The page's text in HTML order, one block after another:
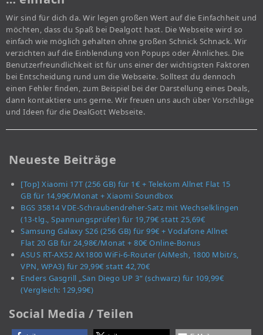
Wir sind für dich da. Wir legen großen Wert auf die Einfachheit und
möchten, dass du Spaß bei Dealgott hast. Die Webseite wird so
einfach wie möglich gehalten ohne großen Schnick Schnack. Wir
verzichten auf die Einblendung von Popups oder Ähnliches. Die
Benutzerfreundlichkeit ist für uns einer der wichtigsten Faktoren
bei Entscheidung rund um die Webseite. Solltest du dennoch
einen Fehler finden, zum Beispiel bei der Darstellung eines Deals,
dann kontaktiere uns gerne. Wir freuen uns auch über Vorschläge
und Ideen für die DealGott Webseite.
Neueste Beiträge
[Top] Xiaomi 17T (256 GB) für 1€ + Telekom Allnet Flat 15
GB für 14,99€/Monat + Xiaomi Soundbox
BGS 35814 VDE-Schraubendreher-Satz mit Wechselklingen
(13-tlg., Spannungsprüfer) für 19,79€ statt 25,69€
Samsung Galaxy S26 (256 GB) für 99€ + Vodafone Allnet
Flat 20 GB für 24,98€/Monat + 80€ Online-Bonus
ASUS RT-AX52 AX1800 WiFi-6-Router (AiMesh, 1800 Mbit/s,
VPN, WPA3) für 29,99€ statt 42,70€
Enders Gasgrill „San Diego UP 3“ (schwarz) für 109,99€
(Vergleich: 129,99€)
Social Media / Teilen